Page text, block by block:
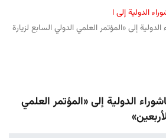
الدولية إلى ا
إلى «المؤتمر العلمي الدولي السابع لزيارة
الدولية إلى «المؤتمر العلمي